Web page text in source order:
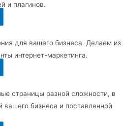
и плагинов.
для вашего бизнеса. Делаем из
интернет-маркетинга.
страницы разной сложности, в
вашего бизнеса и поставленной